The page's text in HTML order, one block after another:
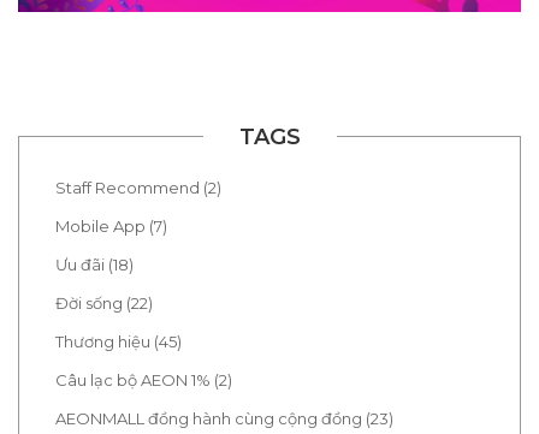
TAGS
Staff Recommend (2)
Mobile App (7)
Ưu đãi (18)
Đời sống (22)
Thương hiệu (45)
Câu lạc bộ AEON 1% (2)
AEONMALL đồng hành cùng cộng đồng (23)